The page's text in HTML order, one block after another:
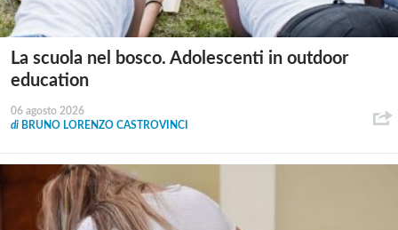
La scuola nel bosco. Adolescenti in outdoor
education
06 agosto 2026
di BRUNO LORENZO CASTROVINCI